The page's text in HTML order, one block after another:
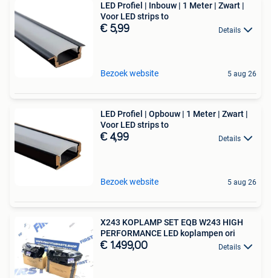
LED Profiel | Inbouw | 1 Meter | Zwart |
Voor LED strips to
€ 5,99 Details
Bezoek website 5 aug 26
LED Profiel | Opbouw | 1 Meter | Zwart |
Voor LED strips to
€ 4,99 Details
Bezoek website 5 aug 26
X243 KOPLAMP SET EQB W243 HIGH
PERFORMANCE LED koplampen ori
€ 1.499,00 Details